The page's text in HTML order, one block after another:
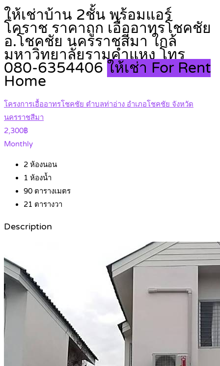
ให้เช่าบ้าน 2ชั้น พร้อมแอร์
โคราช ราคาถูก เอื้ออาทรโชคชัย
อ.โชคชัย นครราชสีมา ใกล้
มหาวิทยาลัยรามคำแหง โทร
080-6354406 ให้เช่า For Rent
Home
โครงการเอื้ออาทรโชคชัย ตำบลท่าอ่าง อำเภอโชคชัย จังหวัด
นครราชสีมา
2,300฿
Monthly
2 ห้องนอน
1 ห้องน้ำ
90 ตารางเมตร
21 ตารางวา
Description